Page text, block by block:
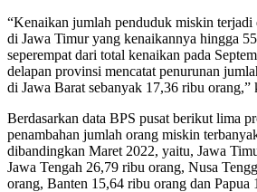
“Kenaikan jumlah penduduk miskin terjadi
di Jawa Timur yang kenaikannya hingga
seperempat dari total kenaikan pada
delapan provinsi mencatat penurunan
di Jawa Barat sebanyak 17,36 ribu orang,”
Berdasarkan data BPS pusat berikut lima
penambahan jumlah orang miskin
dibandingkan Maret 2022, yaitu, Jawa
Jawa Tengah 26,79 ribu orang, Nusa
orang, Banten 15,64 ribu orang dan Papua